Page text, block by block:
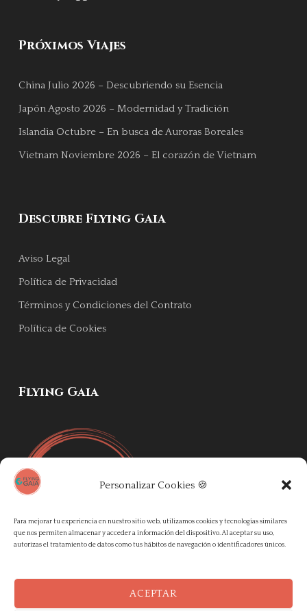
Personalizar Cookies 🍪
Para mejorar tu experiencia en nuestro sitio web, utilizamos cookies y tecnologías similares
que nos permiten almacenar y acceder a información del dispositivo. Al aceptar su uso,
autorizas el tratamiento de datos como tus hábitos de navegación o identificadores únicos.
ACEPTAR
Próximos Viajes
China Julio 2026 – Descubriendo su Esencia
Japón Agosto 2026 – Modernidad y Tradición
Islandia Octubre – En busca de Auroras Boreales
Vietnam Noviembre 2026 – El corazón de Vietnam
Descubre Flying Gaia
Aviso Legal
Política de Privacidad
Términos y Condiciones del Contrato
Política de Cookies
Flying Gaia